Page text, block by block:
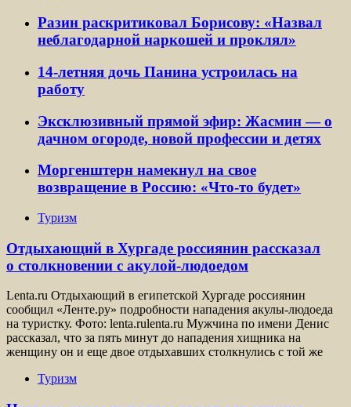
Разин раскритиковал Борисову: «Назвал
неблагодарной наркошей и проклял»
14-летняя дочь Панина устроилась на
работу
Эксклюзивный прямой эфир: Жасмин — о
дачном огороде, новой профессии и детях
Моргенштерн намекнул на свое
возвращение в Россию: «Что-то будет»
Туризм
Отдыхающий в Хургаде россиянин рассказал
о столкновении с акулой-людоедом
Lenta.ru Отдыхающий в египетской Хургаде россиянин
сообщил «Ленте.ру» подробности нападения акулы-людоеда
на туристку. Фото: lenta.rulenta.ru Мужчина по имени Денис
рассказал, что за пять минут до нападения хищника на
женщину он и еще двое отдыхавших столкнулись с той же
Туризм